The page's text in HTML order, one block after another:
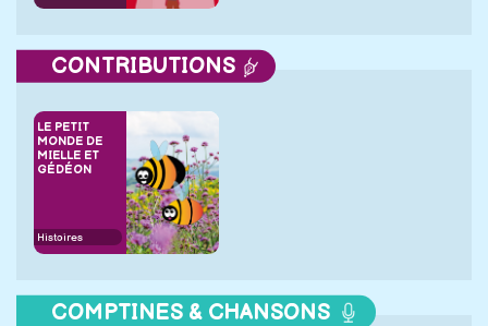
CONTRIBUTIONS
LE PETIT
MONDE DE
MIELLE ET
GÉDÉON
Histoires
COMPTINES & CHANSONS